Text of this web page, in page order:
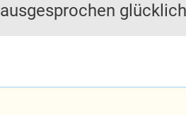
ausgesprochen